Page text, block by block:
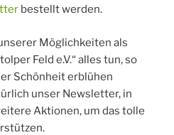
bestellt werden.
Möglichkeiten als
Feld e.V.“ alles tun, so
Schönheit erblühen
unser Newsletter, in
Aktionen, um das tolle